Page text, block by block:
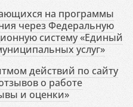
на программы
через Федеральную
систему «Единый
услуг»
действий по сайту
о работе
и оценки»